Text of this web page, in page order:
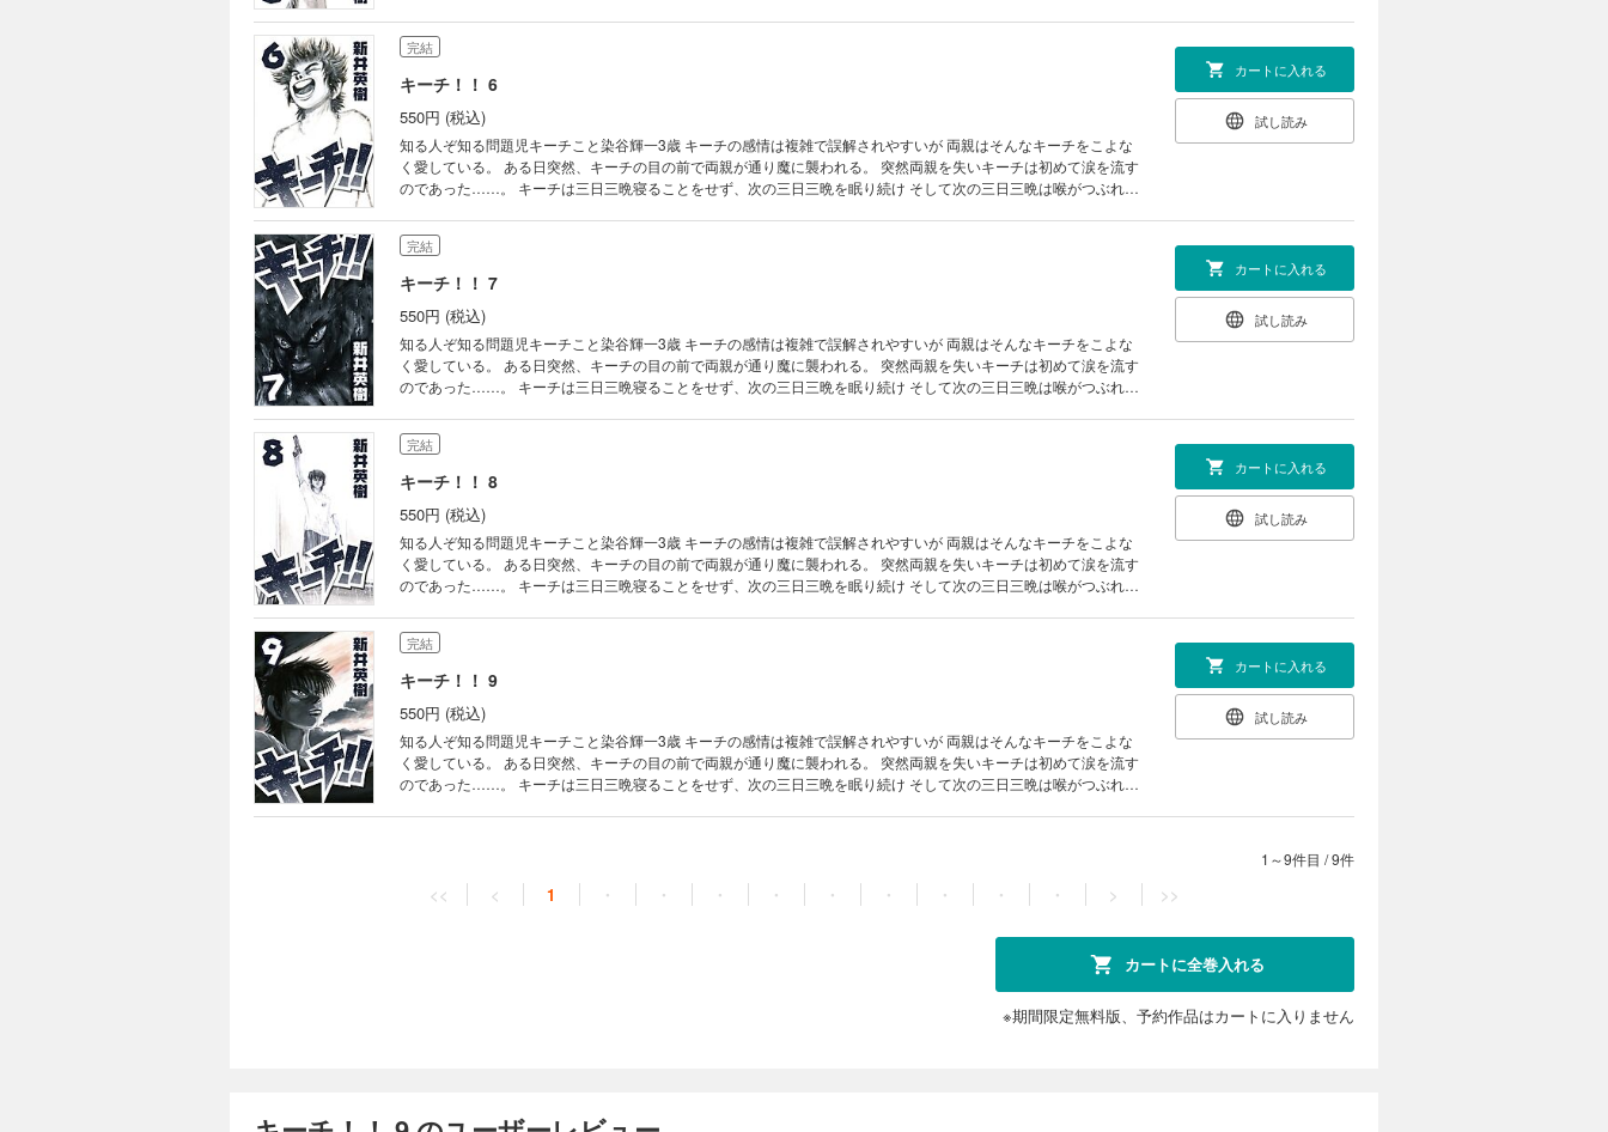
完結
キーチ！！ 6
550円 (税込)
知る人ぞ知る問題児キーチこと染谷輝一3歳 キーチの感情は複雑で誤解されやすいが 両親はそんなキーチをこよな
く愛している。 ある日突然、キーチの目の前で両親が通り魔に襲われる。 突然両親を失いキーチは初めて涙を流す
のであった……。 キーチは三日三晩寝ることをせず、次の三日三晩を眠り続け そして次の三日三晩は喉がつぶれる
カートに入れる
試し読み
完結
キーチ！！ 7
550円 (税込)
知る人ぞ知る問題児キーチこと染谷輝一3歳 キーチの感情は複雑で誤解されやすいが 両親はそんなキーチをこよな
く愛している。 ある日突然、キーチの目の前で両親が通り魔に襲われる。 突然両親を失いキーチは初めて涙を流す
のであった……。 キーチは三日三晩寝ることをせず、次の三日三晩を眠り続け そして次の三日三晩は喉がつぶれる
カートに入れる
試し読み
完結
キーチ！！ 8
550円 (税込)
知る人ぞ知る問題児キーチこと染谷輝一3歳 キーチの感情は複雑で誤解されやすいが 両親はそんなキーチをこよな
く愛している。 ある日突然、キーチの目の前で両親が通り魔に襲われる。 突然両親を失いキーチは初めて涙を流す
のであった……。 キーチは三日三晩寝ることをせず、次の三日三晩を眠り続け そして次の三日三晩は喉がつぶれる
カートに入れる
試し読み
完結
キーチ！！ 9
550円 (税込)
知る人ぞ知る問題児キーチこと染谷輝一3歳 キーチの感情は複雑で誤解されやすいが 両親はそんなキーチをこよな
く愛している。 ある日突然、キーチの目の前で両親が通り魔に襲われる。 突然両親を失いキーチは初めて涙を流す
のであった……。 キーチは三日三晩寝ることをせず、次の三日三晩を眠り続け そして次の三日三晩は喉がつぶれる
カートに入れる
試し読み
1～9件目 /9件
<< < 1 ・ ・ ・ ・ ・ ・ ・ ・ ・ > >>
カートに全巻入れる
※期間限定無料版、予約作品はカートに入りません